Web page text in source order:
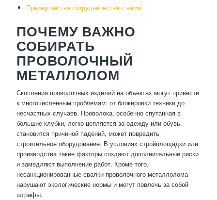
Преимущества сотрудничества с нами
ПОЧЕМУ ВАЖНО
СОБИРАТЬ
ПРОВОЛОЧНЫЙ
МЕТАЛЛОЛОМ
Скопления проволочных изделий на объектах могут привести
к многочисленным проблемам: от блокировки техники до
несчастных случаев. Проволока, особенно спутанная в
большие клубки, легко цепляется за одежду или обувь,
становится причиной падений, может повредить
строительное оборудование. В условиях стройплощадки или
производства такие факторы создают дополнительные риски
и замедляют выполнение работ. Кроме того,
несанкционированные свалки проволочного металлолома
нарушают экологические нормы и могут повлечь за собой
штрафы.